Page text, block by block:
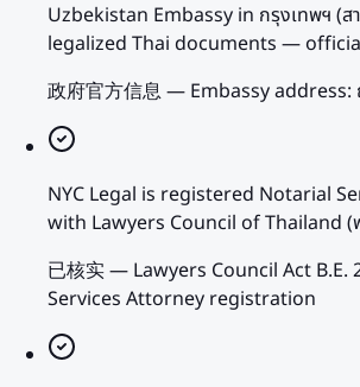
Uzbekistan Embassy in กรุงเทพฯ (ส
legalized Thai documents —
政府官方信息— Embassy address:
NYC Legal is registered Notarial
with Lawyers Council of Thailand (
已核实— Lawyers Council Act B.E.
Services Attorney registration